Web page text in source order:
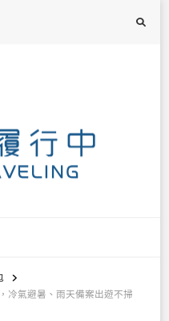
冷氣避暑、雨天備案出遊不掃